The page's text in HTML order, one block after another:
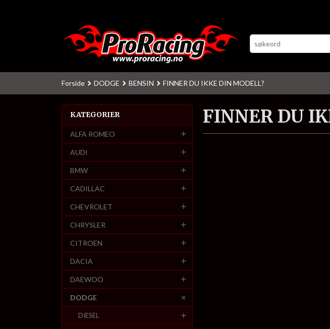
Forside DODGE BENSIN FINNER DU IKKE DIN MODELL?
FINNER DU
KATEGORIER
ALFA ROMEO
AUDI
BMW
CADILLAC
CHEVROLET
CHRYSLER
CITROEN
DACIA
DAEWOO
DODGE
DIESEL